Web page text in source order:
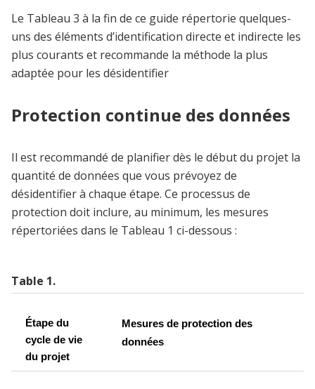
Le Tableau 3 à la fin de ce guide répertorie quelques-
uns des éléments d’identification directe et indirecte les
plus courants et recommande la méthode la plus
adaptée pour les désidentifier
Protection continue des données
Il est recommandé de planifier dès le début du projet la
quantité de données que vous prévoyez de
désidentifier à chaque étape. Ce processus de
protection doit inclure, au minimum, les mesures
répertoriées dans le Tableau 1 ci-dessous :
Table 1.
Étape du
cycle de vie
du projet
Mesures de protection des
données